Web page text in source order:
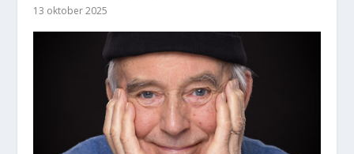
13 oktober 2025